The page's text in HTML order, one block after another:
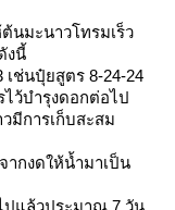
นมะนาวโทรมเร็ว
งนี้
ช่นปุ๋ยสูตร 8-24-24
ไว้บำรุงดอกต่อไป
มีการเก็บสะสม
ากงดให้น้ำมาเป็น
ปแล้วประมาณ 7 วัน